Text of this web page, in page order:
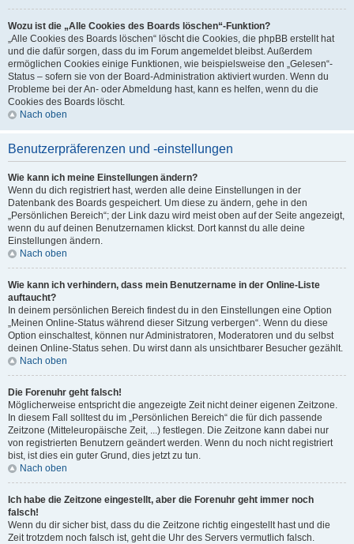
Wozu ist die „Alle Cookies des Boards löschen“-Funktion?
„Alle Cookies des Boards löschen“ löscht die Cookies, die phpBB erstellt hat
und die dafür sorgen, dass du im Forum angemeldet bleibst. Außerdem
ermöglichen Cookies einige Funktionen, wie beispielsweise den „Gelesen“-
Status – sofern sie von der Board-Administration aktiviert wurden. Wenn du
Probleme bei der An- oder Abmeldung hast, kann es helfen, wenn du die
Cookies des Boards löscht.
Nach oben
Benutzerpräferenzen und -einstellungen
Wie kann ich meine Einstellungen ändern?
Wenn du dich registriert hast, werden alle deine Einstellungen in der
Datenbank des Boards gespeichert. Um diese zu ändern, gehe in den
„Persönlichen Bereich“; der Link dazu wird meist oben auf der Seite angezeigt,
wenn du auf deinen Benutzernamen klickst. Dort kannst du alle deine
Einstellungen ändern.
Nach oben
Wie kann ich verhindern, dass mein Benutzername in der Online-Liste
auftaucht?
In deinem persönlichen Bereich findest du in den Einstellungen eine Option
„Meinen Online-Status während dieser Sitzung verbergen“. Wenn du diese
Option einschaltest, können nur Administratoren, Moderatoren und du selbst
deinen Online-Status sehen. Du wirst dann als unsichtbarer Besucher gezählt.
Nach oben
Die Forenuhr geht falsch!
Möglicherweise entspricht die angezeigte Zeit nicht deiner eigenen Zeitzone.
In diesem Fall solltest du im „Persönlichen Bereich“ die für dich passende
Zeitzone (Mitteleuropäische Zeit, ...) festlegen. Die Zeitzone kann dabei nur
von registrierten Benutzern geändert werden. Wenn du noch nicht registriert
bist, ist dies ein guter Grund, dies jetzt zu tun.
Nach oben
Ich habe die Zeitzone eingestellt, aber die Forenuhr geht immer noch
falsch!
Wenn du dir sicher bist, dass du die Zeitzone richtig eingestellt hast und die
Zeit trotzdem noch falsch ist, geht die Uhr des Servers vermutlich falsch.